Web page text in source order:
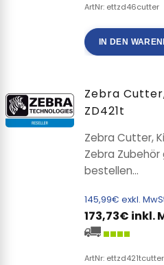
ArtNr: ettzd46cutter
IN DEN
Zebra
ZD421t
Zebra Cutter,
Zebra
bestellen...
145,99€ exkl.
173,73€ inkl.
ArtNr: ettzd421tcutter